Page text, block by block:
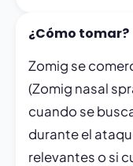
¿Cómo tomar?
Zomig se
(Zomig nasal
cuando se
durante el
relevantes o si